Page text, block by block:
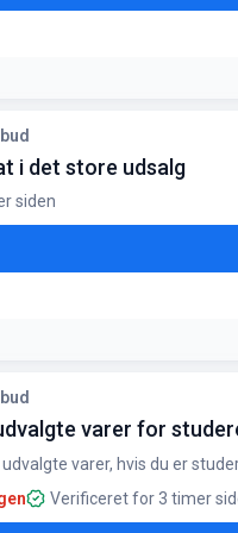
i det store udsalg
siden
som Nike og adidas, hvor
Kan ikke
varer for
varer, hvis du er
Verificeret for 3 timer